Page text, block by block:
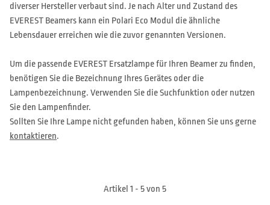
diverser Hersteller verbaut sind. Je nach Alter und Zustand des
EVEREST Beamers kann ein Polari Eco Modul die ähnliche
Lebensdauer erreichen wie die zuvor genannten Versionen.
Um die passende EVEREST Ersatzlampe für Ihren Beamer zu finden,
benötigen Sie die Bezeichnung Ihres Gerätes oder die
Lampenbezeichnung. Verwenden Sie die Suchfunktion oder nutzen
Sie den Lampenfinder.
Sollten Sie Ihre Lampe nicht gefunden haben, können Sie uns gerne
kontaktieren.
Artikel 1 - 5 von 5